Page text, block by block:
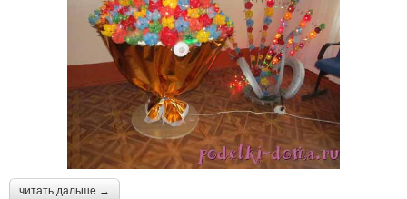
читать дальше →